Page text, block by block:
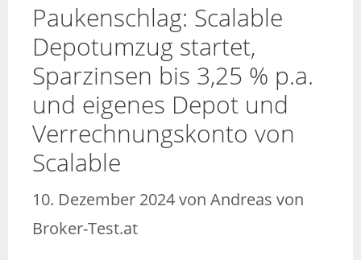
Paukenschlag: Scalable
Depotumzug startet,
Sparzinsen bis 3,25 % p.a.
und eigenes Depot und
Verrechnungskonto von
Scalable
10. Dezember 2024von Andreas von
Broker-Test.at